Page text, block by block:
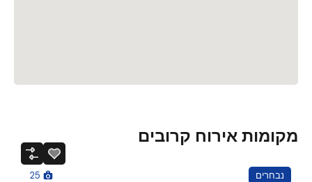
מקומות אירוח קרובים
נבחרים 25